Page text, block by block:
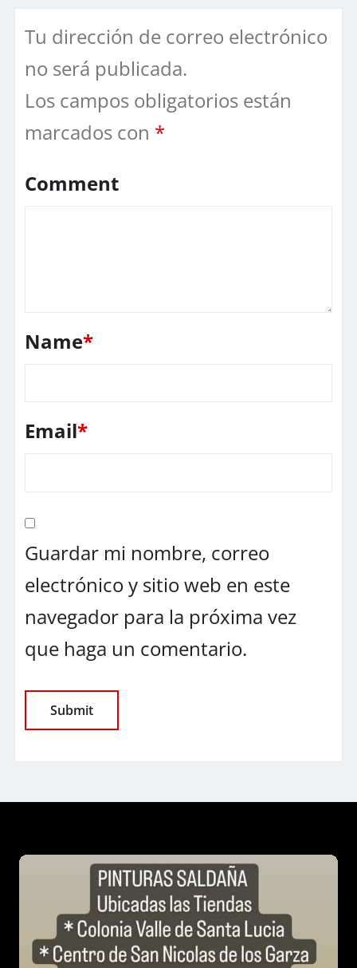
Tu dirección de correo electrónico
no será publicada.
Los campos obligatorios están
marcados con *
Comment
Name*
Email*
Guardar mi nombre, correo
electrónico y sitio web en este
navegador para la próxima vez
que haga un comentario.